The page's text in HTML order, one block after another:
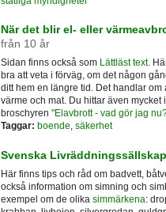
När det blir el- eller
från 10 år
Sidan finns också som Lättläst text.
bra att veta i förväg, om det någon
ditt hem en längre tid. Det handlar om
värme och mat. Du hittar även mycket
broschyren "Elavbrott - vad gör jag
Taggar: boende, säkerhet
Svenska
Här finns tips och råd om badvett,
också information om simning och
exempel om de olika simmärkena: